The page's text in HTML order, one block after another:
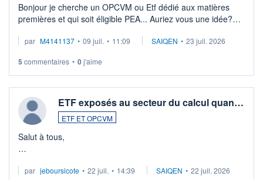
Bonjour je cherche un OPCVM ou Etf dédié aux matières
premières et qui soit éligible PEA... Auriez vous une idée?
par M4141137 • 09 juil. • 11:09 SAIQEN • 23 juil. 2026
5 commentaires • 0j'aime
ETF exposés au secteur du calcul quan…
ETF ET OPCVM
Salut à tous,
via un ETF plutôt que des actions individuelles.
par jeboursicote • 22 juil. • 14:39 SAIQEN • 22 juil. 2026